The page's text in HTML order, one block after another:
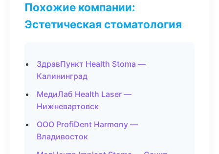
Похожие компании:
Эстетическая стоматология
ЗдравПункт Health Stoma —
Калининград
МедиЛаб Health Laser —
Нижневартовск
ООО ProfiDent Harmony —
Владивосток